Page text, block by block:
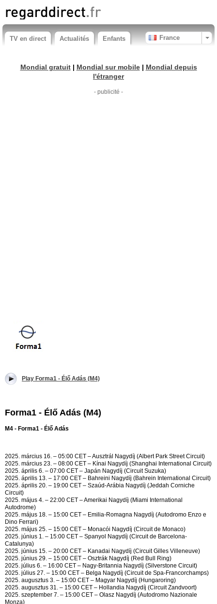
TV en direct Actualités Enfants France
Mondial gratuit| Mondial sur mobile| Mondial depuis
l'étranger
- publicité -
Play Forma1 - Élő Adás (M4)
Forma1 - Élő Adás (M4)
M4 - Forma1 - Élő Adás
2025. március 16. – 05:00 CET – Ausztrál Nagydíj (Albert Park Street Circuit)
2025. március 23. – 08:00 CET – Kínai Nagydíj (Shanghai International Circuit)
2025. április 6. – 07:00 CET – Japán Nagydíj (Circuit Suzuka)
2025. április 13. – 17:00 CET – Bahreini Nagydíj (Bahrein International Circuit)
2025. április 20. – 19:00 CET – Szaúd-Arábia Nagydíj (Jeddah Corniche
Circuit)
2025. május 4. – 22:00 CET – Amerikai Nagydíj (Miami International
Autodrome)
2025. május 18. – 15:00 CET – Emilia-Romagna Nagydíj (Autodromo Enzo e
Dino Ferrari)
2025. május 25. – 15:00 CET – Monacói Nagydíj (Circuit de Monaco)
2025. június 1. – 15:00 CET – Spanyol Nagydíj (Circuit de Barcelona-
Catalunya)
2025. június 15. – 20:00 CET – Kanadai Nagydíj (Circuit Gilles Villeneuve)
2025. június 29. – 15:00 CET – Osztrák Nagydíj (Red Bull Ring)
2025. július 6. – 16:00 CET – Nagy-Britannia Nagydíj (Silverstone Circuit)
2025. július 27. – 15:00 CET – Belga Nagydíj (Circuit de Spa-Francorchamps)
2025. augusztus 3. – 15:00 CET – Magyar Nagydíj (Hungaroring)
2025. augusztus 31. – 15:00 CET – Hollandia Nagydíj (Circuit Zandvoort)
2025. szeptember 7. – 15:00 CET – Olasz Nagydíj (Autodromo Nazionale
Monza)